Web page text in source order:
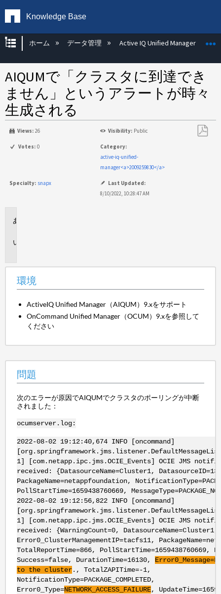
Knowledge Base
グローバル階層を展開/折りたたむ
ホーム データ管理 Active IQ Unified Manager
AIQUMで「クラスタに到達でき
ません」というアラートが時々
生成される
Views: 26 Visibility: Public
Votes: 0
Category:
active-iq-unified-
manager<a>2009259830</a>
Specialty: snapx
Last Updated:
8/10/2022, 10:28:47 AM
環境
ActiveIQ Unified Manager（AIQUM）9.xをサポート
OnCommand Unified Manager（OCUM）9.xを参照して
ください
問題
次のエラーが原因でAIQUMでクラスタのポーリングが中断
されました：
ocumserver.log:
2022-08-02 19:12:40,674 INFO [oncommand]
1] [com.netapp.ipc.jms.OCIE_Events] OCIE JMS
received: {DatasourceName=Cluster1,
PackageName=netappfoundation,
PollStartTime=1659438760669,
2022-08-02 19:12:56,822 INFO [oncommand]
1] [com.netapp.ipc.jms.OCIE_Events] OCIE JMS
received: {WarningCount=0, DatasourceName=Cluster1,
Error0_ClusterManagementIP=tacfs11,
TotalReportTime=866, PollStartTime=1659438760669,
Success=false, DurationTime=16130,
to the cluster., TotalZAPITime=-1,
NotificationType=PACKAGE_COMPLETED,
Error0_Type=NETWORK_ACCESS_FAILURE,